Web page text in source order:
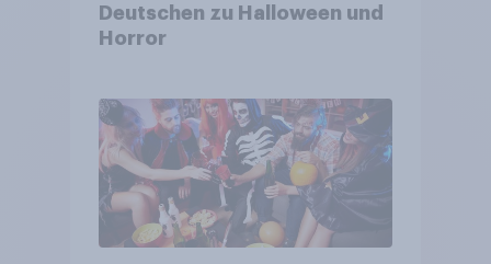
Deutschen zu Halloween und
Horror